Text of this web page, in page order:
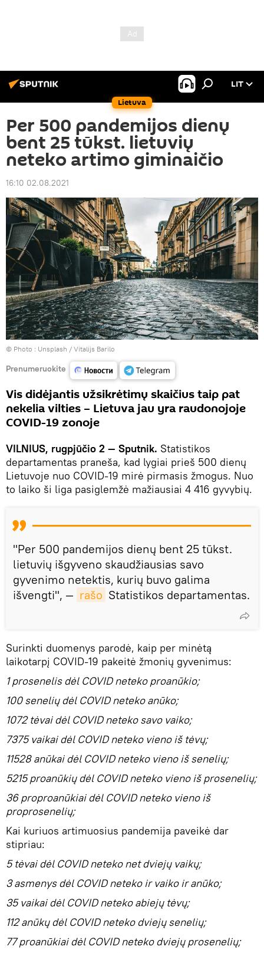
Lietuva
LIT
Per 500 pandemijos dienų
bent 25 tūkst. lietuvių
neteko artimo giminaičio
16:10 02.08.2021
© Photo : Unsplash / Vitalijs Barilo
Prenumeruokite
Vis didėjantis užsikrėtimų skaičius taip pat
nekelia vilties – Lietuva jau yra raudonojoje
COVID-19 zonoje
VILNIUS, rugpjūčio 2 — Sputnik. Statistikos
departamentas praneša, kad lygiai prieš 500 dienų
Lietuvoje nuo COVID-19 mirė pirmasis žmogus. Nuo
to laiko ši liga pasiglemžė mažiausiai 4 416 gyvybių.
"Per 500 pandemijos dienų bent 25 tūkst.
lietuvių išgyveno skaudžiausias savo
gyvenimo netektis, kurių buvo galima
išvengti", — rašo Statistikos departamentas.
Surinkti duomenys parodė, kaip per minėtą
laikotarpį COVID-19 pakeitė žmonių gyvenimus:
1 prosenelis dėl COVID neteko proanūkio;
100 senelių dėl COVID neteko anūko;
1072 tėvai dėl COVID neteko savo vaiko;
7375 vaikai dėl COVID neteko vieno iš tėvų;
11528 anūkai dėl COVID neteko vieno iš senelių;
5215 proanūkių dėl COVID neteko vieno iš prosenelių;
36 proproanūkiai dėl COVID neteko vieno iš
proprosenelių;
Kai kuriuos artimuosius pandemija paveikė dar
stipriau:
5 tėvai dėl COVID neteko net dviejų vaikų;
3 asmenys dėl COVID neteko ir vaiko ir anūko;
35 vaikai dėl COVID neteko abiejų tėvų;
112 anūkų dėl COVID neteko dviejų senelių;
77 proanūkiai dėl COVID neteko dviejų prosenelių;